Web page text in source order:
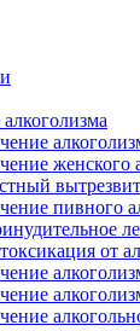
женского
пивного
от